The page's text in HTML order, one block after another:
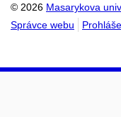
© 2026 Masarykova
Správce webu